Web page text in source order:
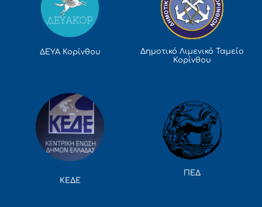
ΔΕΥΑ Κορίνθου
Δημοτικό Λιμενικό Ταμείο
Κορίνθου
ΚΕΔΕ
ΠΕΔ